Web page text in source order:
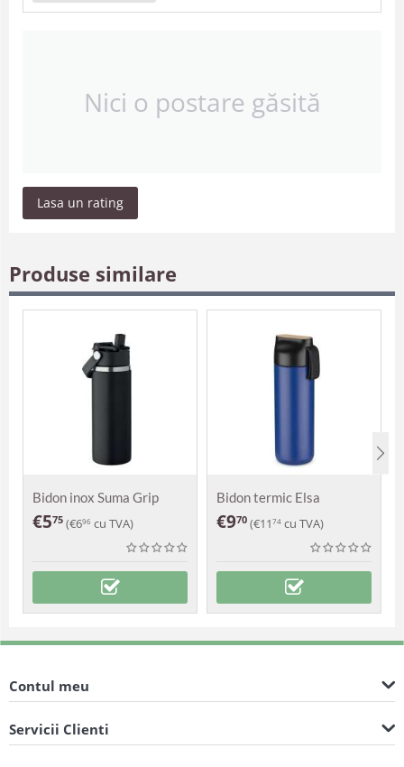
Nici o postare găsită
Lasa un rating
Produse similare
Bidon inox Suma Grip
€575 (€696 cu TVA)
Bidon termic Elsa
€970 (€11 74 cu TVA)
Contul meu
Servicii Clienti